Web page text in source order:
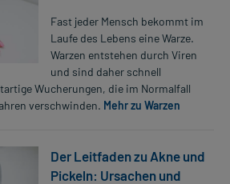
Fast jeder Mensch bekommt im
Laufe des Lebens eine Warze.
Warzen entstehen durch Viren
und sind daher schnell
Wucherungen, die im Normalfall
verschwinden. Mehr zu Warzen
Der Leitfaden zu Akne und
Pickeln: Ursachen und